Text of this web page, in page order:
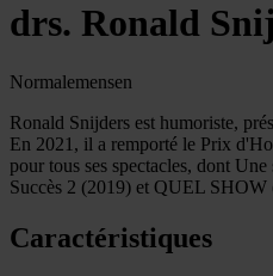
drs. Ronald
Normalemensen
Ronald Snijders est humoriste,
En 2021, il a remporté le Prix
pour tous ses spectacles, dont
Succès 2 (2019) et QUEL SHOW
Caractéristiques